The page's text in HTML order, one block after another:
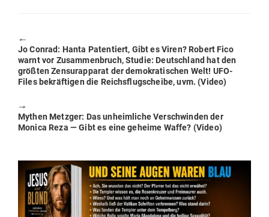
🠔
Previous
post:
Jo Conrad: Hanta Paten­tiert, Gibt es Viren? Robert Fico
warnt vor Zusam­men­bruch, Studie: Deutschland hat den
größten Zen­sur­ap­parat der demo­kra­ti­schen Welt! UFO-
Files bekräf­tigen die Reichs­flug­scheibe, uvm. (Video)
🠖
Next
post:
Mythen Metzger: Das unheim­liche Ver­schwinden der
Monica Reza — Gibt es eine geheime Waffe? (Video)